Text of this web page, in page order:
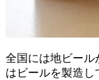
全国には地ビール
はビールを製造し